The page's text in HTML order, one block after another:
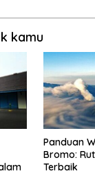
kamu
Panduan
Bromo:
Terbaik